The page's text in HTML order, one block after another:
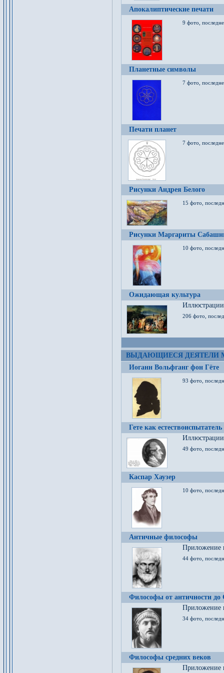
Апокалиптические печати
9 фото,
Планетные символы
7 фото,
Печати планет
7 фото,
Рисунки Андрея Белого
15 фото,
Рисунки Маргариты
10 фото,
Ожидающая культура
206 фото,
ВЫДАЮЩИЕСЯ ДЕЯТЕЛИ
Иоганн Вольфганг фон Гёте
93 фото,
Гете как естествоиспытатель
49 фото,
Каспар Хаузер
10 фото,
Античные философы
Приложение
44 фото,
Философы от античности до
Приложение
34 фото,
Философы средних веков
Приложение